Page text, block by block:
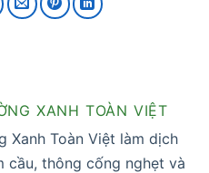
XANH TOÀN VIỆT
Xanh Toàn Việt làm dịch
cầu, thông cống nghẹt và